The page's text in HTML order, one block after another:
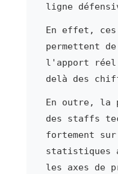
ligne
En effet, ces
permettent de
l'apport réel
delà des
En outre, la
des staffs
fortement
les axes de